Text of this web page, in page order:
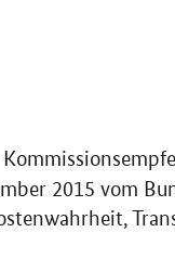
2015 vom